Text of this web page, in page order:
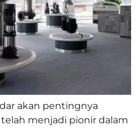
akan pentingnya
menjadi pionir dalam